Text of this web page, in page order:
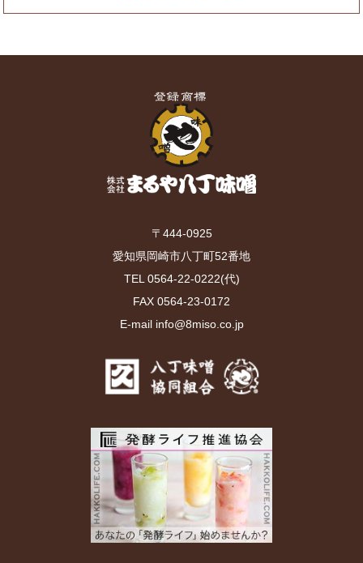
〒444-0925
愛知県岡崎市八丁町52番地
TEL 0564-22-0222(代)
FAX 0564-23-0172
E-mail info@8miso.co.jp